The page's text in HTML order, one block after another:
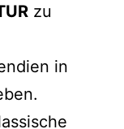
zu
in